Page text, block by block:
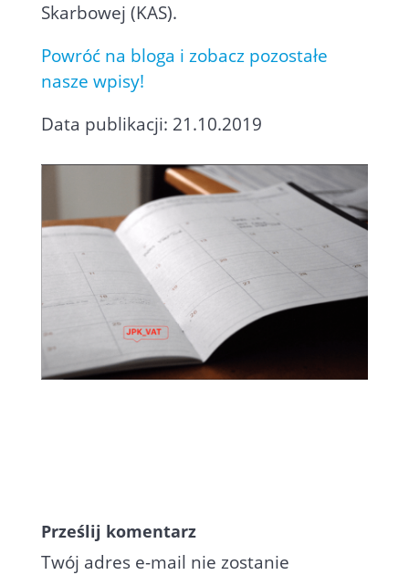
Skarbowej (KAS).
Powróć na bloga i zobacz pozostałe
nasze wpisy!
Data publikacji: 21.10.2019
Prześlij komentarz
Twój adres e-mail nie zostanie